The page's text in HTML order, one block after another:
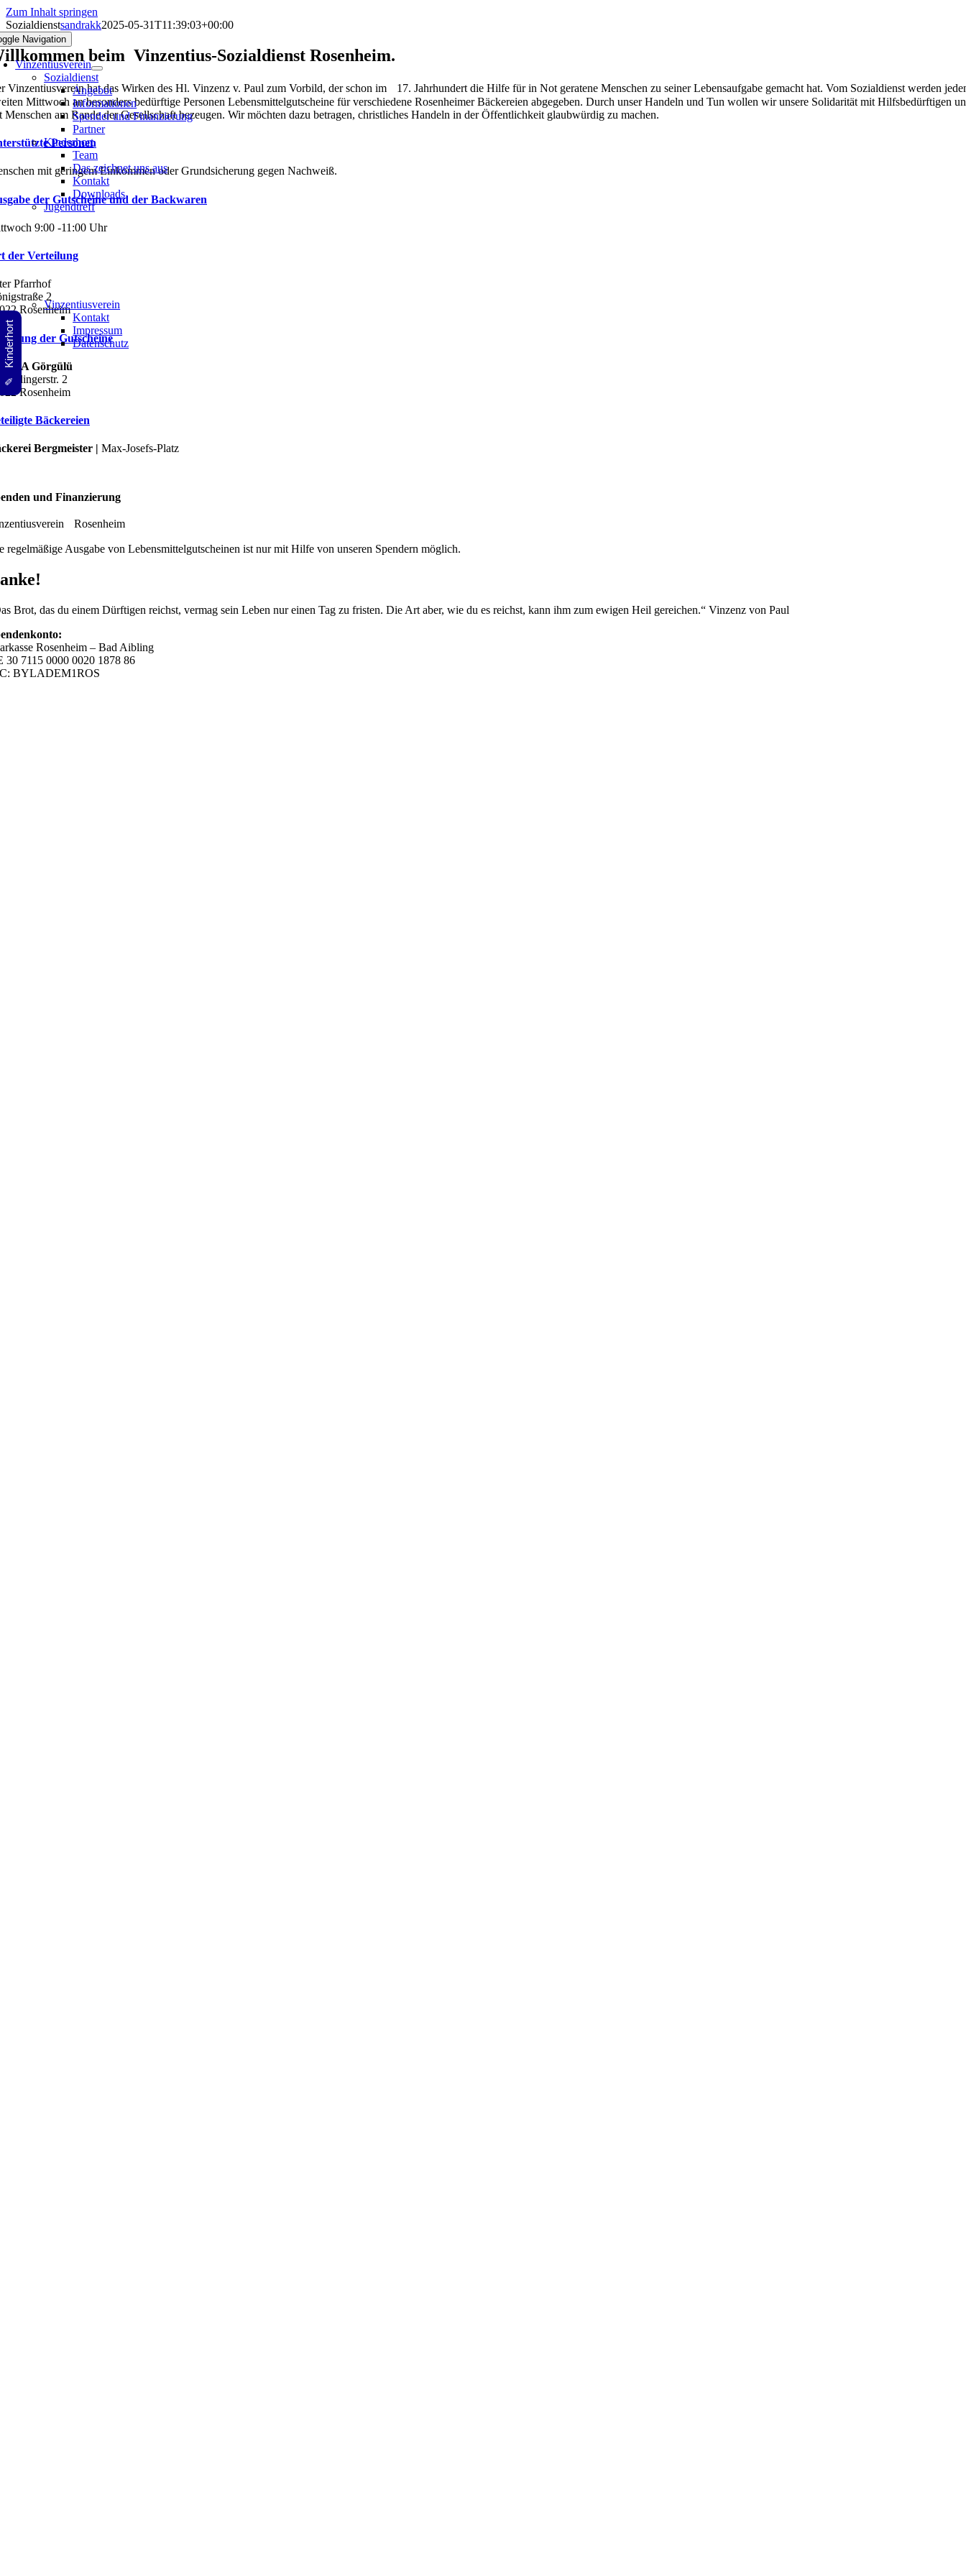
Zum Inhalt springen
Navigation
Vinzentiusverein
Sozialdienst
Angebot
Informationen
Spender und Finanzierung
Partner
Kinderhort
Team
Das zeichnet uns aus
Kontakt
Downloads
Jugendtreff
Vinzentiusverein
Kontakt
Impressum
Datenschutz
Sozialdienstsandrakk2025-05-31T11:39:03+00:00
beim Vinzentius-Sozialdienst Rosenheim.
Vinzentiusverein hat das Wirken des Hl. Vinzenz v. Paul zum Vorbild, der schon im 17. Jahrhundert die Hilfe für in Not geratene Menschen zu seiner Lebensaufgabe gemacht hat. Vom Sozialdienst werden
Mittwoch an besonders bedürftige Personen Lebensmittelgutscheine für verschiedene Rosenheimer Bäckereien abgegeben. Durch unser Handeln und Tun wollen wir unsere Solidarität mit Hilfsbedürftigen
Menschen am Rande der Gesellschaft bezeugen. Wir möchten dazu betragen, christliches Handeln in der Öffentlichkeit glaubwürdig zu machen.
Personen
mit geringem Einkommen oder Grundsicherung gegen Nachweiß.
der Gutscheine und der Backwaren
9:00 -11:00 Uhr
der Verteilung
Pfarrhof
2
Rosenheim
der Gutscheine
Görgülü
2
Rosenheim
Bäckereien
Bergmeister | Max-Josefs-Platz
und Finanzierung
Rosenheim
regelmäßige Ausgabe von Lebensmittelgutscheinen ist nur mit Hilfe von unseren Spendern möglich.
Brot, das du einem Dürftigen reichst, vermag sein Leben nur einen Tag zu fristen. Die Art aber, wie du es reichst, kann ihm zum ewigen Heil gereichen.“ Vinzenz von Paul
Rosenheim – Bad Aibling
30 7115 0000 0020 1878 86
BYLADEM1ROS
✎ Kinderhort